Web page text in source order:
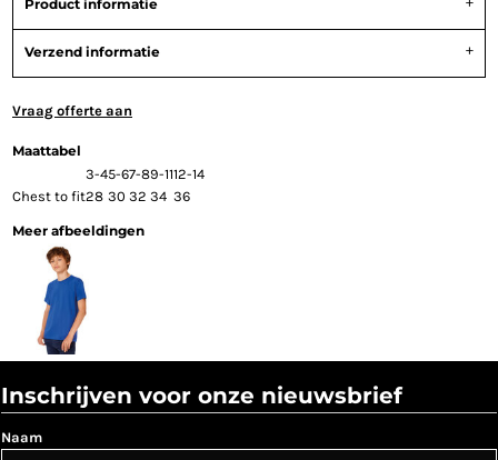
Product informatie
Verzend informatie
Vraag offerte aan
Maattabel
3-45-67-89-1112-14
Chest to fit28 30 32 34 36
Meer afbeeldingen
Inschrijven voor onze nieuwsbrief
Naam